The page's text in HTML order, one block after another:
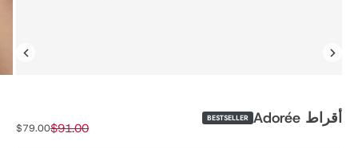
أقراط Adorée BESTSELLER
السعر بعد
$79.00
السعر قبل الخصم
$91.00